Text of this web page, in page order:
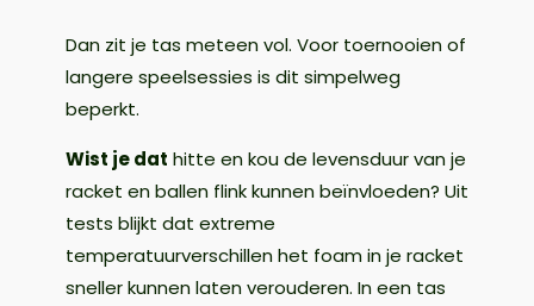
Dan zit je tas meteen vol. Voor toernooien of
langere speelsessies is dit simpelweg
beperkt.
Wist je dat hitte en kou de levensduur van je
racket en ballen flink kunnen beïnvloeden? Uit
tests blijkt dat extreme
temperatuurverschillen het foam in je racket
sneller kunnen laten verouderen. In een tas